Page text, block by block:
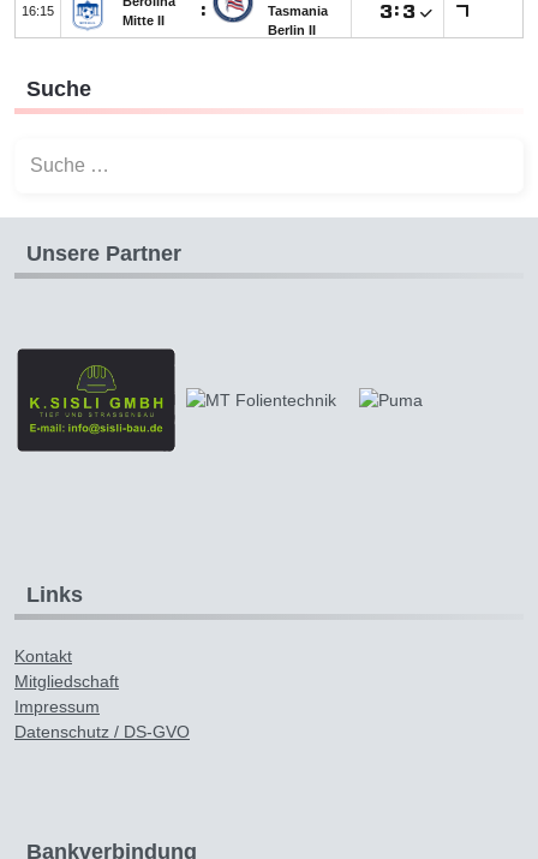
Suche
Unsere Partner
Links
Kontakt
Mitgliedschaft
Impressum
Datenschutz / DS-GVO
Bankverbindung